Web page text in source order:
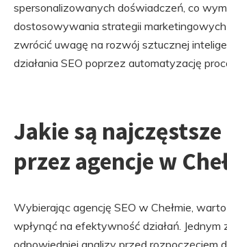
spersonalizowanych doświadczeń, co
dostosowywania strategii
zwrócić uwagę na rozwój sztucznej
działania SEO poprzez automatyzację
Jakie są najczęstsze
przez agencje w
Wybierając agencję SEO w Chełmie,
wpłynąć na efektywność działań.